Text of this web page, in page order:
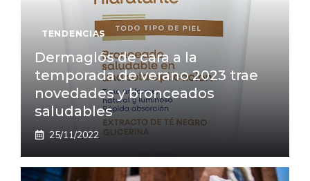
TENDENCIAS
Dermaglós de cara a la
temporada de verano 2023 trae
novedades y bronceados
saludables
25/11/2022